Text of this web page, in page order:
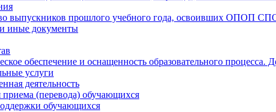
выпускников прошлого учебного года, освоивших ОПОП
иные документы
обеспечение и оснащенность образовательного процесса.
услуги
деятельность
приема (перевода) обучающихся
обучающихся